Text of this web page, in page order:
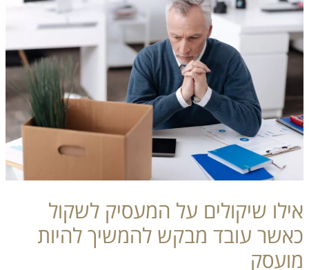
אילו שיקולים על המעסיק לשקול
כאשר עובד מבקש להמשיך להיות
מועסק